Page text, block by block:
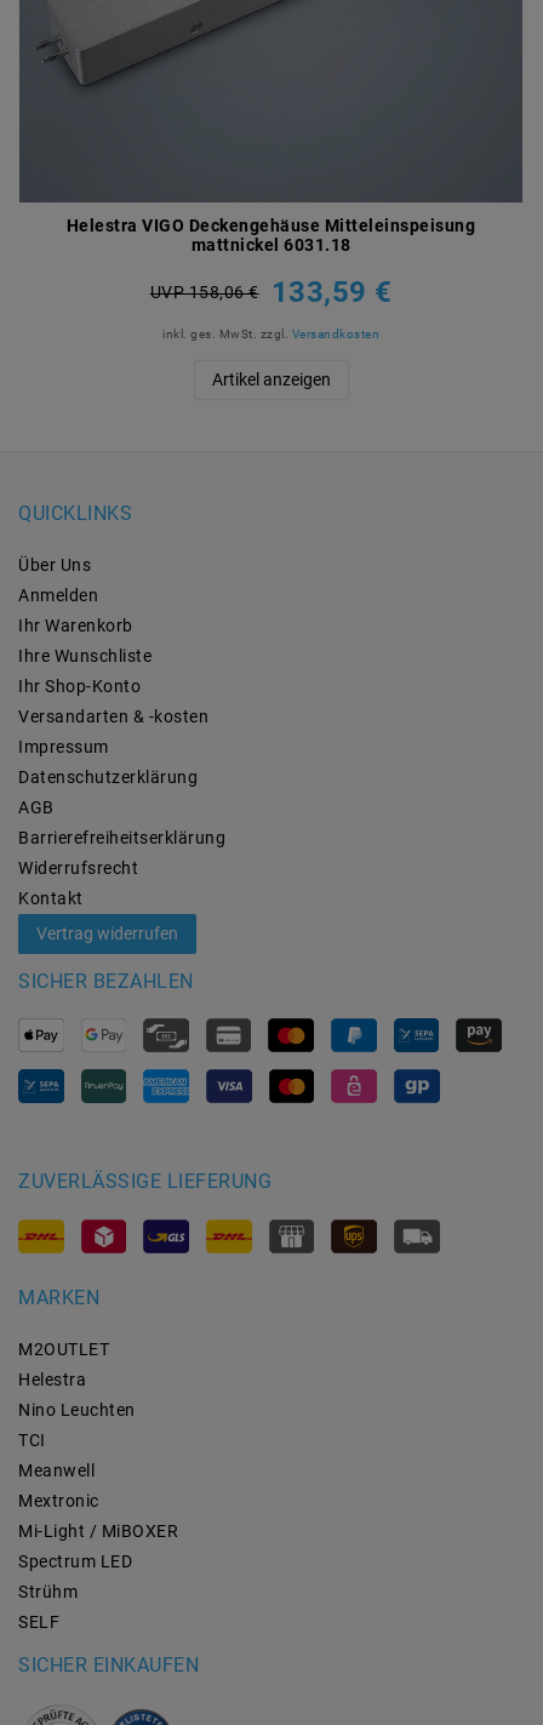
Helestra VIGO Deckengehäuse Mitteleinspeisung
mattnickel 6031.18
UVP 158,06 € 133,59 €
inkl. ges. MwSt. zzgl. Versandkosten
Artikel anzeigen
QUICKLINKS
Über Uns
Anmelden
Ihr Warenkorb
Ihre Wunschliste
Ihr Shop-Konto
Versandarten & -kosten
Impressum
Daten­schutz­erklärung
AGB
Barrierefreiheitserklärung
Widerrufs­recht
Kontakt
Vertrag widerrufen
SICHER BEZAHLEN
ZUVERLÄSSIGE LIEFERUNG
MARKEN
M2OUTLET
Helestra
Nino Leuchten
TCI
Meanwell
Mextronic
Mi-Light / MiBOXER
Spectrum LED
Strühm
SELF
SICHER EINKAUFEN